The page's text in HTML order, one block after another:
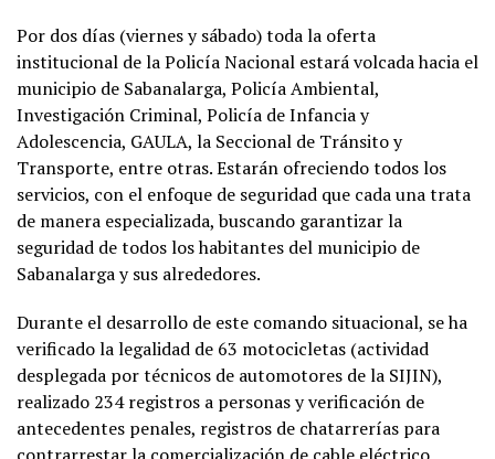
Por dos días (viernes y sábado) toda la oferta
institucional de la Policía Nacional estará volcada hacia el
municipio de Sabanalarga, Policía Ambiental,
Investigación Criminal, Policía de Infancia y
Adolescencia, GAULA, la Seccional de Tránsito y
Transporte, entre otras. Estarán ofreciendo todos los
servicios, con el enfoque de seguridad que cada una trata
de manera especializada, buscando garantizar la
seguridad de todos los habitantes del municipio de
Sabanalarga y sus alrededores.
Durante el desarrollo de este comando situacional, se ha
verificado la legalidad de 63 motocicletas (actividad
desplegada por técnicos de automotores de la SIJIN),
realizado 234 registros a personas y verificación de
antecedentes penales, registros de chatarrerías para